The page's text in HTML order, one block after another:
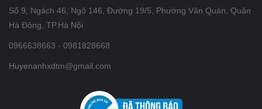
Số 9, Ngách 46, Ngõ 146, Đường 19/5, Phường Văn Quán, Quận
Hà Đông, TP.Hà Nội
0966638663 - 0981828668
Huyenanhxdtm@gmail.com